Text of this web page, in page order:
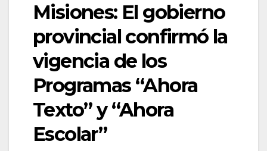
Misiones: El gobierno
provincial confirmó la
vigencia de los
Programas “Ahora
Texto” y “Ahora
Escolar”